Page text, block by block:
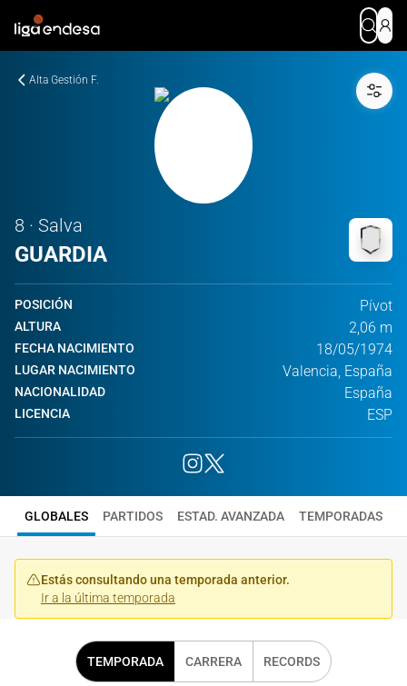
Alta Gestión F.
8 · Salva
GUARDIA
POSICIÓN Pívot
ALTURA 2,06 m
FECHA NACIMIENTO 18/05/1974
LUGAR NACIMIENTO Valencia, España
NACIONALIDAD España
LICENCIA ESP
GLOBALES PARTIDOS ESTAD. AVANZADA TEMPORADAS
Estás consultando una temporada anterior.
Ir a la última temporada
TEMPORADA CARRERA RECORDS